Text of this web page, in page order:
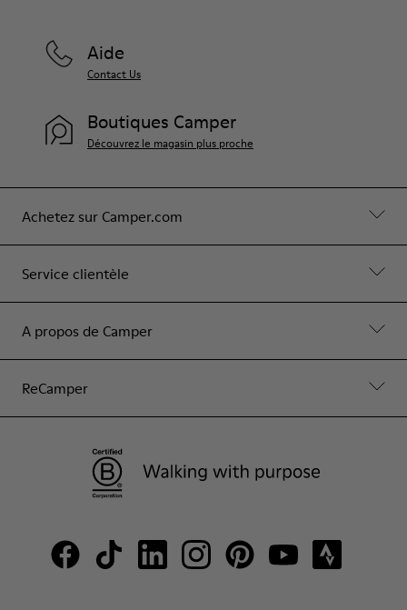
Achetez sur Camper.com
Service clientèle
A propos de Camper
ReCamper
Aide
Contact Us
Boutiques Camper
Découvrez le magasin plus proche